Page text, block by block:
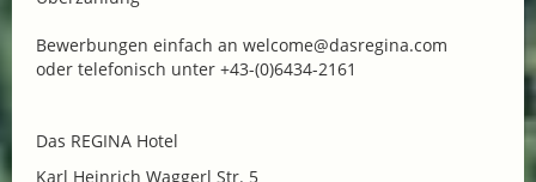
Bewerbungen einfach an welcome@dasregina.com
oder telefonisch unter +43-(0)6434-2161
Das REGINA Hotel
Karl Heinrich Waggerl Str. 5